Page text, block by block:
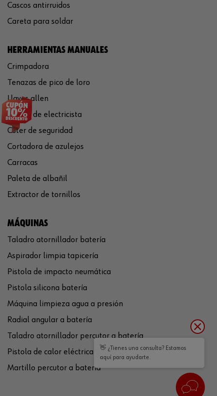
Cascos antirruidos
Careta para soldar
HERRAMIENTAS MANUALES
Crimpadora
Tenazas de pico de loro
Llaves allen
Tijeras de electricista
Cúter de seguridad
Cortadora de azulejos
Carracas
Paleta de albañil
Extractor de tornillos
MÁQUINAS
Taladro atornillador batería
Aspirador limpia tapicería
Pistola de impacto neumática
Pistola silicona batería
Máquina limpieza agua a presión
Radial angular a batería
Taladro atornillador percutor a batería
Pistola de calor eléctrica
Martillo percutor a batería
👋 ¿Tienes una consulta? Estamos
aquí para ayudarte.